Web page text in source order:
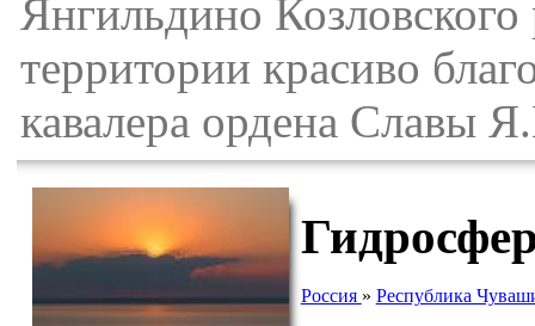
Янгильдино
территории красиво
кавалера ордена Славы
Россия » Республика